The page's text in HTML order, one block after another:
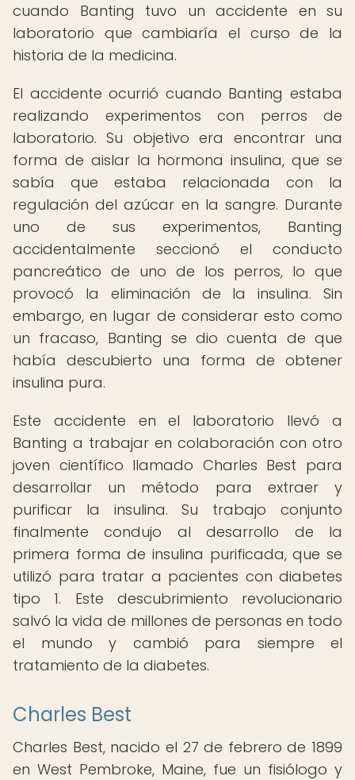
cuando Banting tuvo un accidente en su
laboratorio que cambiaría el curso de la
historia de la medicina.
El accidente ocurrió cuando Banting estaba
realizando experimentos con perros de
laboratorio. Su objetivo era encontrar una
forma de aislar la hormona insulina, que se
sabía que estaba relacionada con la
regulación del azúcar en la sangre. Durante
uno de sus experimentos, Banting
accidentalmente seccionó el conducto
pancreático de uno de los perros, lo que
provocó la eliminación de la insulina. Sin
embargo, en lugar de considerar esto como
un fracaso, Banting se dio cuenta de que
había descubierto una forma de obtener
insulina pura.
Este accidente en el laboratorio llevó a
Banting a trabajar en colaboración con otro
joven científico llamado Charles Best para
desarrollar un método para extraer y
purificar la insulina. Su trabajo conjunto
finalmente condujo al desarrollo de la
primera forma de insulina purificada, que se
utilizó para tratar a pacientes con diabetes
tipo 1. Este descubrimiento revolucionario
salvó la vida de millones de personas en todo
el mundo y cambió para siempre el
tratamiento de la diabetes.
Charles Best
Charles Best, nacido el 27 de febrero de 1899
en West Pembroke, Maine, fue un fisiólogo y